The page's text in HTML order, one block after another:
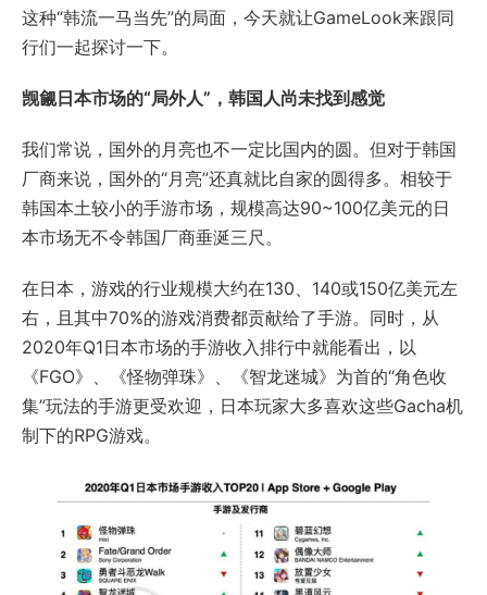
这种“韩流一马当先”的局面，今天就让GameLook来跟同
行们一起探讨一下。
觊觎日本市场的“局外人”，韩国人尚未找到感觉
我们常说，国外的月亮也不一定比国内的圆。但对于韩国
厂商来说，国外的“月亮”还真就比自家的圆得多。相较于
韩国本土较小的手游市场，规模高达90~100亿美元的日
本市场无不令韩国厂商垂涎三尺。
在日本，游戏的行业规模大约在130、140或150亿美元左
右，且其中70%的游戏消费都贡献给了手游。同时，从
2020年Q1日本市场的手游收入排行中就能看出，以
《FGO》、《怪物弹珠》、《智龙迷城》为首的“角色收
集”玩法的手游更受欢迎，日本玩家大多喜欢这些Gacha机
制下的RPG游戏。